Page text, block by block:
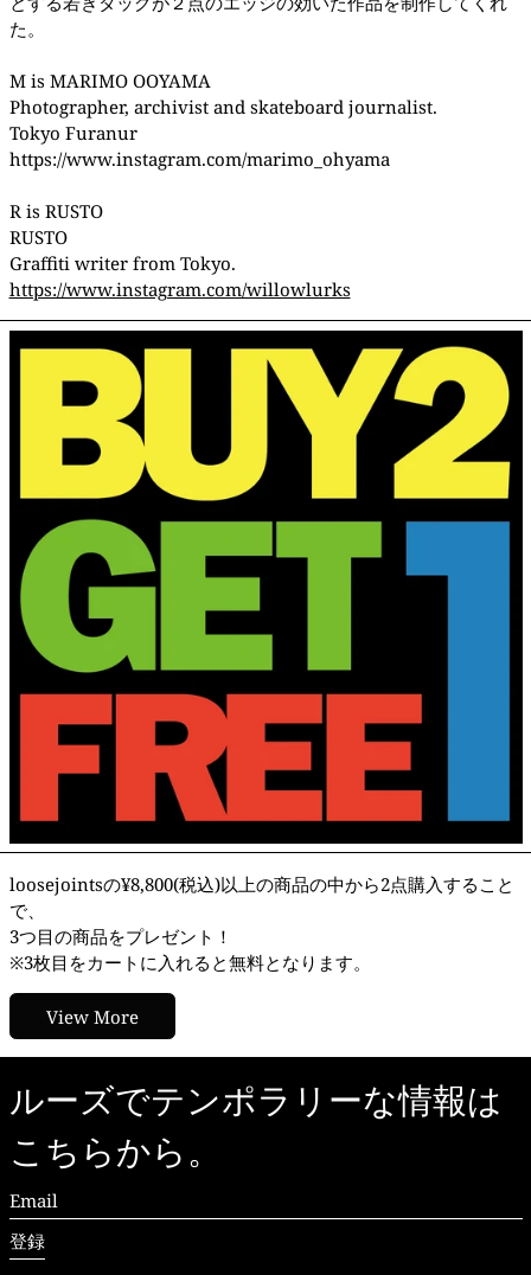
た。
M is MARIMO OOYAMA
Photographer, archivist and skateboard journalist.
Tokyo Furanur
https://www.instagram.com/marimo_ohyama
R is RUSTO
RUSTO
Graffiti writer from Tokyo.
https://www.instagram.com/willowlurks
loosejointsの¥8,800(税込)以上の商品の中から2点購入すること
で、
3つ目の商品をプレゼント！
※3枚目をカートに入れると無料となります。
View More
ルーズでテンポラリーな情報は
こちらから。
Email
登録